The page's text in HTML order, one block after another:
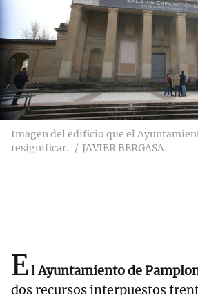
Imagen del edificio que el
resignificar.
JAVIER BERGASA
ElAyuntamiento de
dos recursos interpuestos